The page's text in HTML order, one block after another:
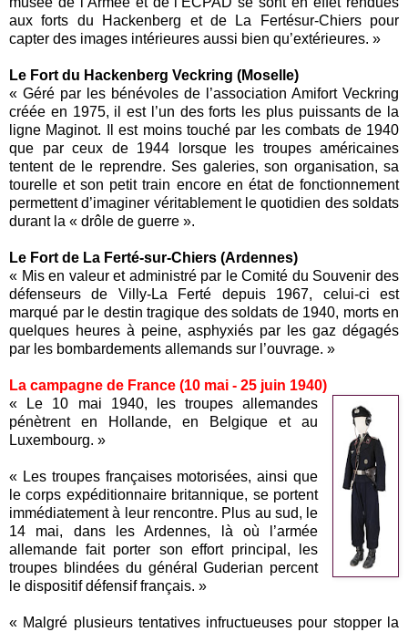
aux forts du Hackenberg et de La Fertésur-Chiers pour
capter des images intérieures aussi bien qu’extérieures. »
Le Fort du Hackenberg Veckring (Moselle)
« Géré par les bénévoles de l’association Amifort Veckring
créée en 1975, il est l’un des forts les plus puissants de la
ligne Maginot. Il est moins touché par les combats de 1940
que par ceux de 1944 lorsque les troupes américaines
tentent de le reprendre. Ses galeries, son organisation, sa
tourelle et son petit train encore en état de fonctionnement
permettent d’imaginer véritablement le quotidien des soldats
durant la « drôle de guerre ».
Le Fort de La Ferté-sur-Chiers (Ardennes)
« Mis en valeur et administré par le Comité du Souvenir des
défenseurs de Villy-La Ferté depuis 1967, celui-ci est
marqué par le destin tragique des soldats de 1940, morts en
quelques heures à peine, asphyxiés par les gaz dégagés
par les bombardements allemands sur l’ouvrage. »
La campagne de France (10 mai - 25 juin 1940)
« Le 10 mai 1940, les troupes allemandes
pénètrent en Hollande, en Belgique et au
Luxembourg. »
« Les troupes françaises motorisées, ainsi que
le corps expéditionnaire britannique, se portent
immédiatement à leur rencontre. Plus au sud, le
14 mai, dans les Ardennes, là où l’armée
allemande fait porter son effort principal, les
troupes blindées du général Guderian percent
le dispositif défensif français. »
« Malgré plusieurs tentatives infructueuses pour stopper la